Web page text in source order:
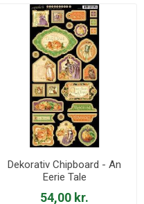
Dekorativ Chipboard - An
Eerie Tale
54,00 kr.